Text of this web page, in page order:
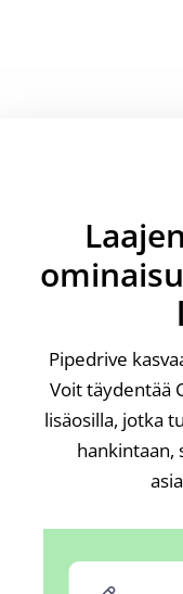
Pipedrive
Voit täydentää
lisäosilla, jotka
hankintaan,